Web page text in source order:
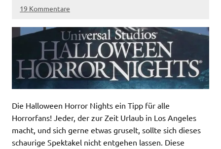
19 Kommentare
Die Halloween Horror Nights ein Tipp für alle
Horrorfans! Jeder, der zur Zeit Urlaub in Los Angeles
macht, und sich gerne etwas gruselt, sollte sich dieses
schaurige Spektakel nicht entgehen lassen. Diese